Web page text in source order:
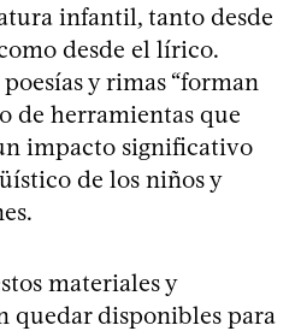
infantil, tanto desde
desde el lírico.
y rimas “forman
de herramientas que
impacto significativo
de los niños y
materiales y
quedar disponibles para